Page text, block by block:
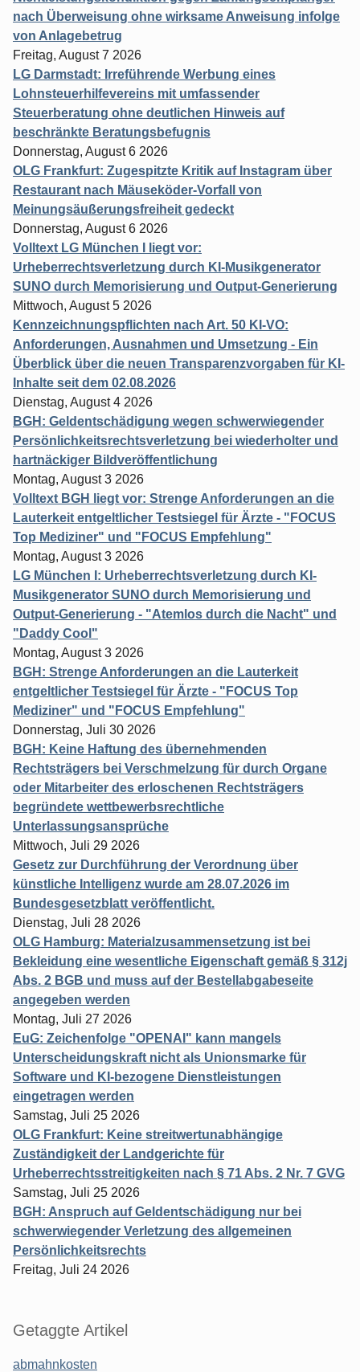
nach Überweisung ohne wirksame Anweisung infolge
von Anlagebetrug
Freitag, August 7 2026
LG Darmstadt: Irreführende Werbung eines
Lohnsteuerhilfevereins mit umfassender
Steuerberatung ohne deutlichen Hinweis auf
beschränkte Beratungsbefugnis
Donnerstag, August 6 2026
OLG Frankfurt: Zugespitzte Kritik auf Instagram über
Restaurant nach Mäuseköder-Vorfall von
Meinungsäußerungsfreiheit gedeckt
Donnerstag, August 6 2026
Volltext LG München I liegt vor:
Urheberrechtsverletzung durch KI-Musikgenerator
SUNO durch Memorisierung und Output-Generierung
Mittwoch, August 5 2026
Kennzeichnungspflichten nach Art. 50 KI-VO:
Anforderungen, Ausnahmen und Umsetzung - Ein
Überblick über die neuen Transparenzvorgaben für KI-
Inhalte seit dem 02.08.2026
Dienstag, August 4 2026
BGH: Geldentschädigung wegen schwerwiegender
Persönlichkeitsrechtsverletzung bei wiederholter und
hartnäckiger Bildveröffentlichung
Montag, August 3 2026
Volltext BGH liegt vor: Strenge Anforderungen an die
Lauterkeit entgeltlicher Testsiegel für Ärzte - "FOCUS
Top Mediziner" und "FOCUS Empfehlung"
Montag, August 3 2026
LG München I: Urheberrechtsverletzung durch KI-
Musikgenerator SUNO durch Memorisierung und
Output-Generierung - "Atemlos durch die Nacht" und
"Daddy Cool"
Montag, August 3 2026
BGH: Strenge Anforderungen an die Lauterkeit
entgeltlicher Testsiegel für Ärzte - "FOCUS Top
Mediziner" und "FOCUS Empfehlung"
Donnerstag, Juli 30 2026
BGH: Keine Haftung des übernehmenden
Rechtsträgers bei Verschmelzung für durch Organe
oder Mitarbeiter des erloschenen Rechtsträgers
begründete wettbewerbsrechtliche
Unterlassungsansprüche
Mittwoch, Juli 29 2026
Gesetz zur Durchführung der Verordnung über
künstliche Intelligenz wurde am 28.07.2026 im
Bundesgesetzblatt veröffentlicht.
Dienstag, Juli 28 2026
OLG Hamburg: Materialzusammensetzung ist bei
Bekleidung eine wesentliche Eigenschaft gemäß § 312j
Abs. 2 BGB und muss auf der Bestellabgabeseite
angegeben werden
Montag, Juli 27 2026
EuG: Zeichenfolge "OPENAI" kann mangels
Unterscheidungskraft nicht als Unionsmarke für
Software und KI-bezogene Dienstleistungen
eingetragen werden
Samstag, Juli 25 2026
OLG Frankfurt: Keine streitwertunabhängige
Zuständigkeit der Landgerichte für
Urheberrechtsstreitigkeiten nach § 71 Abs. 2 Nr. 7 GVG
Samstag, Juli 25 2026
BGH: Anspruch auf Geldentschädigung nur bei
schwerwiegender Verletzung des allgemeinen
Persönlichkeitsrechts
Freitag, Juli 24 2026
Getaggte Artikel
abmahnkosten